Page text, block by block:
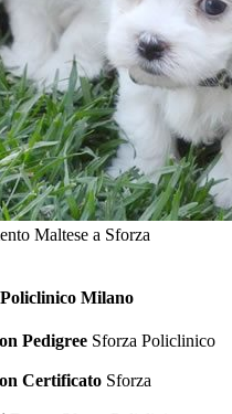
Maltese a Sforza
Milano
Pedigree Sforza Policlinico
Certificato Sforza